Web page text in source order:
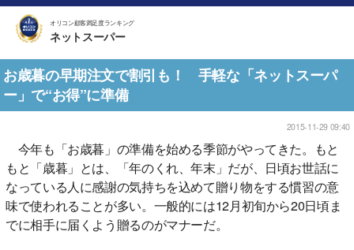
オリコン顧客満足度ランキング
ネットスーパー
お歳暮の早期注文で割引も！ 手軽な「ネットスーパ
ー」で“お得”に準備
2015-11-29 09:40
今年も「お歳暮」の準備を始める季節がやってきた。もと
もと「歳暮」とは、「年のくれ、年末」だが、日頃お世話に
なっている人に感謝の気持ちを込めて贈り物をする慣習の意
味で使われることが多い。一般的には12月初旬から20日頃ま
でに相手に届くよう贈るのがマナーだ。